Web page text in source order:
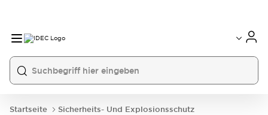
Startseite
Sicherheits- Und Explosionsschutz